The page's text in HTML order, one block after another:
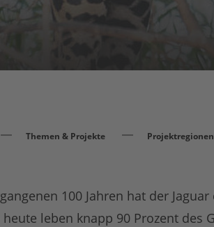
Themen & Projekte Projektregionen
100 Jahren hat der
leben knapp 90 Prozent des